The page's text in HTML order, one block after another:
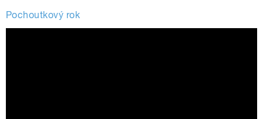
Pochoutkový rok